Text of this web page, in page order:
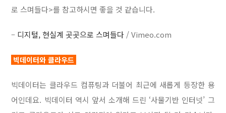
로 스며들다>를 참고하시면 좋을 것 같습니다.
– 디지털, 현실계 곳곳으로 스며들다 / Vimeo.com
빅데이터와 클라우드
빅데이터는 클라우드 컴퓨팅과 더불어 최근에 새롭게 등장한 용
어인데요. 빅데이터 역시 앞서 소개해 드린 ‘사물기반 인터넷’ 그